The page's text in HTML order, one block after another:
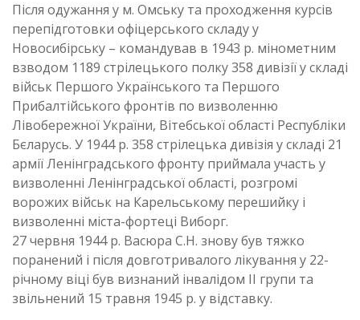
Після одужання у м. Омську та проходження курсів
перепідготовки офіцерського складу у
Новосибірську – командував в 1943 р. мінометним
взводом 1189 стрілецького полку 358 дивізії у складі
військ Першого Українського та Першого
Прибалтійського фронтів по визволенню
Лівобережної України, Вітебської області Республіки
Бєларусь. У 1944 р. 358 стрілецька дивізія у складі 21
армії Ленінградського фронту приймала участь у
визволенні Ленінградської області, розгромі
ворожих військ на Карельському перешийку і
визволенні міста-фортеці Виборг.
27 червня 1944 р. Васюра С.Н. знову був тяжко
поранений і після довготривалого лікування у 22-
річному віці був визнаний інвалідом II групи та
звільнений 15 травня 1945 р. у відставку.